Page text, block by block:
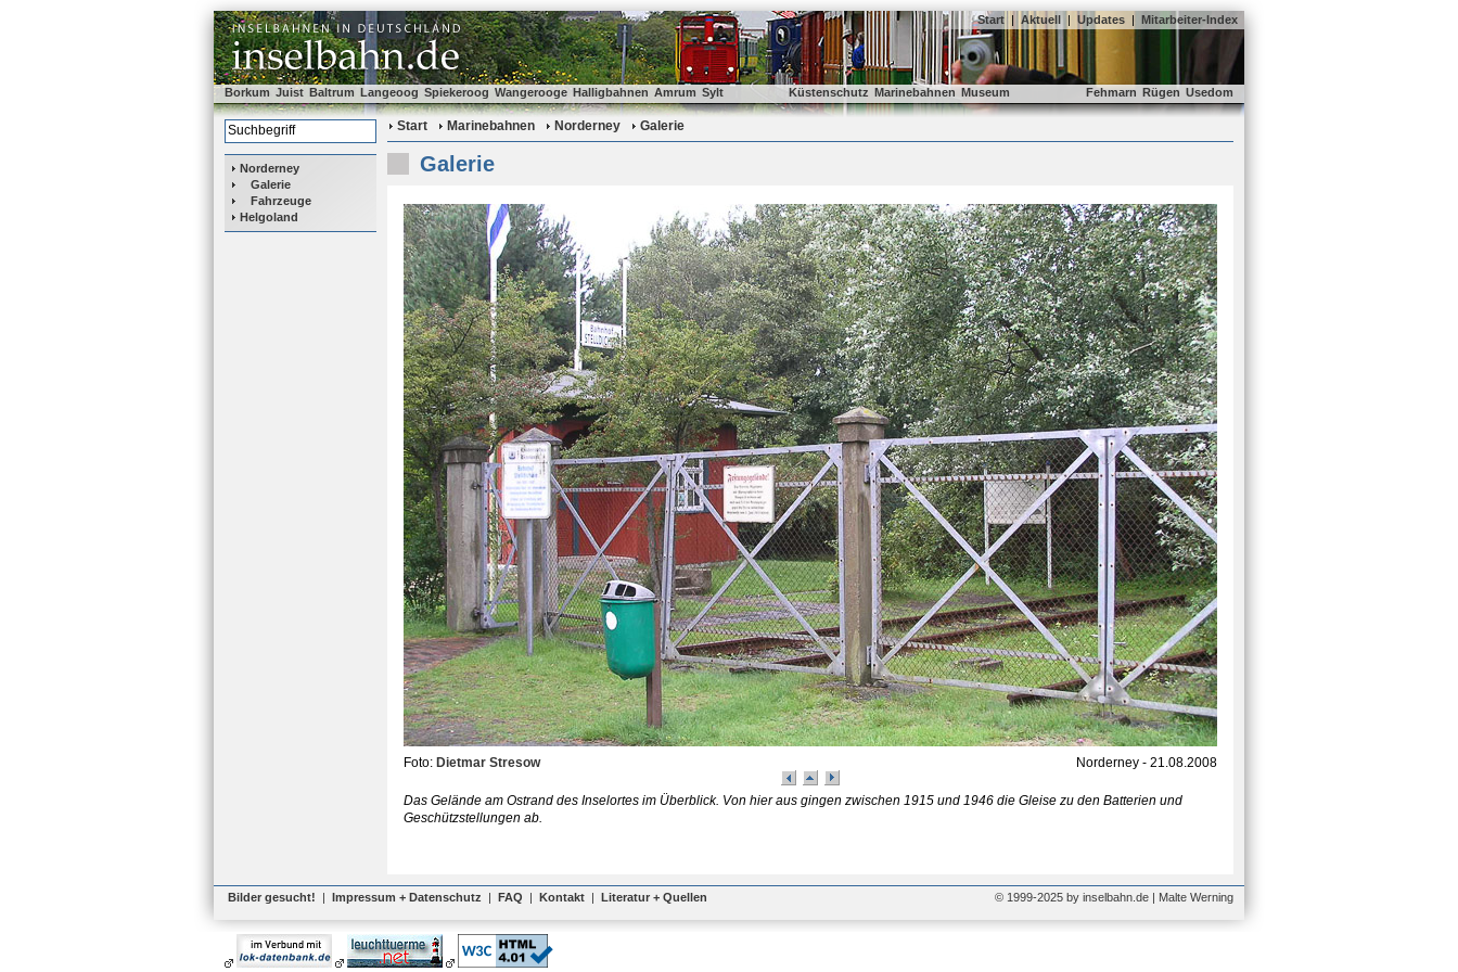
Start | Aktuell | Updates | Mitarbeiter-Index
Borkum Juist Baltrum Langeoog Spiekeroog Wangerooge Halligbahnen Amrum Sylt Küstenschutz Marinebahnen Museum Fehmarn Rügen Usedom
Norderney
Galerie
Fahrzeuge
Helgoland
Start Marinebahnen Norderney Galerie
Galerie
Foto: Dietmar Stresow Norderney - 21.08.2008
Das Gelände am Ostrand des Inselortes im Überblick. Von hier aus gingen zwischen 1915 und 1946 die Gleise zu den Batterien und
Geschützstellungen ab.
Bilder gesucht! | Impressum + Datenschutz | FAQ | Kontakt | Literatur + Quellen © 1999-2025 by inselbahn.de | Malte Werning